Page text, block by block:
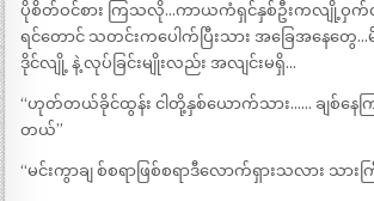
ပိုစိတ်ဝင်စား ကြသလို…ကာယကံရှင်နှစ်ဦးကလျို့ဝှက်
ရင်တောင် သတင်းကပေါက်ပြီးသား အခြေအနေတွ
ဒိုင်လျို့ နဲ့ လုပ်ခြင်းမျိုးလည်း အလျင်းမရှိ…
“ဟုတ်တယ်ခိုင်ထွန်း ငါတို့နှစ်ယောက်သား…… ချစ်နေက
တယ်”
“မင်းကွာချ စ်စရာဖြစ်စရာဒီလောက်ရှားသလား သားက